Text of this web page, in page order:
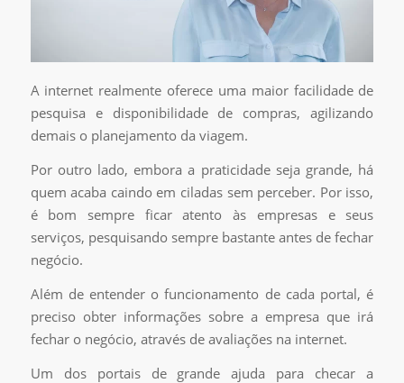
A internet realmente oferece uma maior facilidade de
pesquisa e disponibilidade de compras, agilizando
demais o planejamento da viagem.
Por outro lado, embora a praticidade seja grande, há
quem acaba caindo em ciladas sem perceber. Por isso,
é bom sempre ficar atento às empresas e seus
serviços, pesquisando sempre bastante antes de fechar
negócio.
Além de entender o funcionamento de cada portal, é
preciso obter informações sobre a empresa que irá
fechar o negócio, através de avaliações na internet.
Um dos portais de grande ajuda para checar a